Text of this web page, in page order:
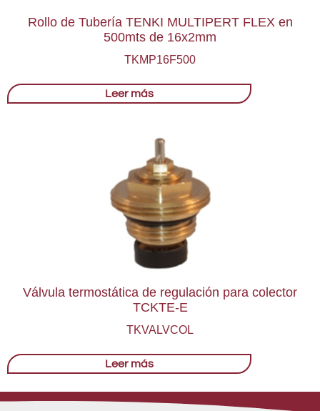
Rollo de Tubería TENKI MULTIPERT FLEX en
500mts de 16x2mm
TKMP16F500
Leer más
Válvula termostática de regulación para colector
TCKTE-E
TKVALVCOL
Leer más